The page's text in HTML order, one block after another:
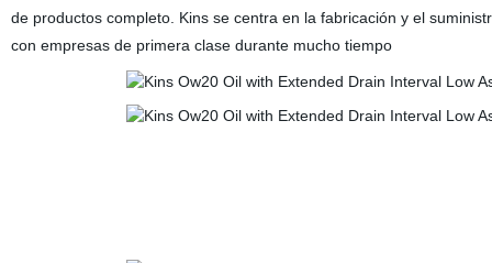
de productos completo. Kins se centra en la fabricación y el
con empresas de primera clase durante mucho tiempo